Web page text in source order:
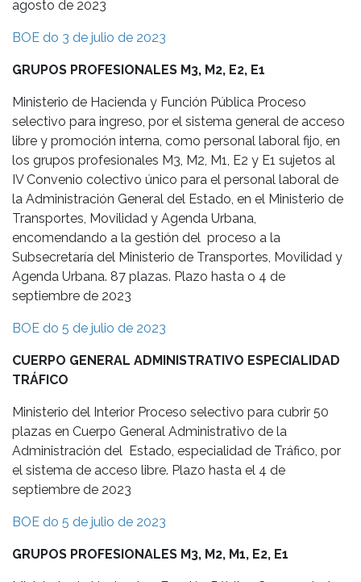
agosto de 2023
BOE do 3 de julio de 2023
GRUPOS PROFESIONALES M3, M2, E2, E1
Ministerio de Hacienda y Función Pública Proceso
selectivo para ingreso, por el sistema general de acceso
libre y promoción interna, como personal laboral fijo, en
los grupos profesionales M3, M2, M1, E2 y E1 sujetos al
IV Convenio colectivo único para el personal laboral de
la Administración General del Estado, en el Ministerio de
Transportes, Movilidad y Agenda Urbana,
encomendando a la gestión del proceso a la
Subsecretaría del Ministerio de Transportes, Movilidad y
Agenda Urbana. 87 plazas. Plazo hasta o 4 de
septiembre de 2023
BOE do 5 de julio de 2023
CUERPO GENERAL ADMINISTRATIVO ESPECIALIDAD
TRÁFICO
Ministerio del Interior Proceso selectivo para cubrir 50
plazas en Cuerpo General Administrativo de la
Administración del Estado, especialidad de Tráfico, por
el sistema de acceso libre. Plazo hasta el 4 de
septiembre de 2023
BOE do 5 de julio de 2023
GRUPOS PROFESIONALES M3, M2, M1, E2, E1